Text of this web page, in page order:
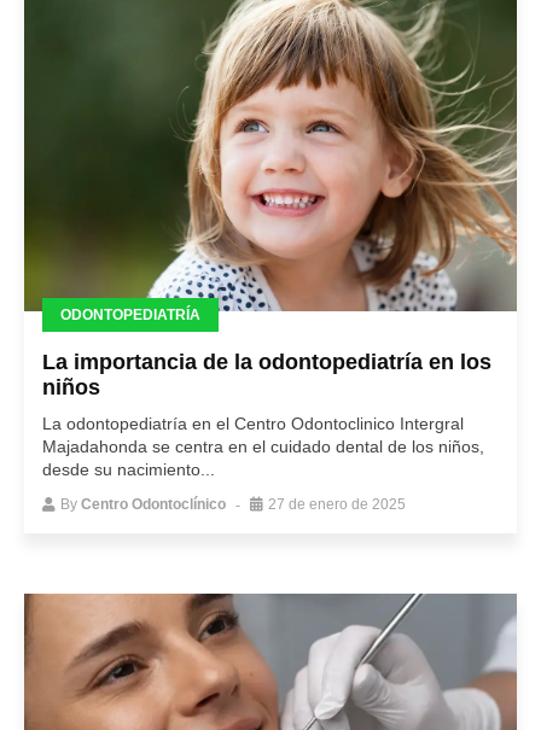
ODONTOPEDIATRÍA
La importancia de la odontopediatría en los
niños
La odontopediatría en el Centro Odontoclinico Intergral
Majadahonda se centra en el cuidado dental de los niños,
desde su nacimiento...
By Centro Odontoclínico 27 de enero de 2025